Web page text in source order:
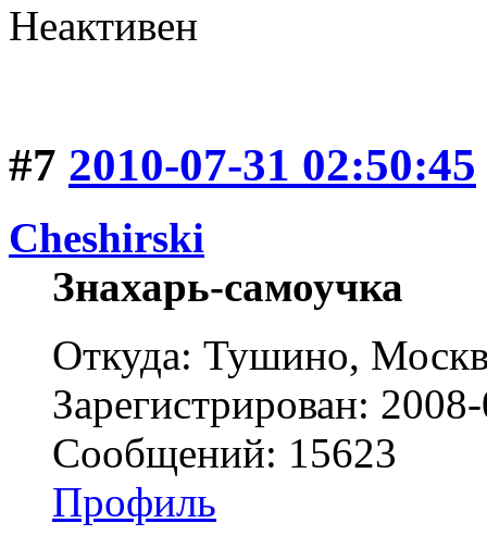
Неактивен
#7 2010-07-31 02:50:45
Cheshirski
Знахарь-самоучка
Откуда: Тушино,
Зарегистрирован:
Сообщений: 15623
Профиль